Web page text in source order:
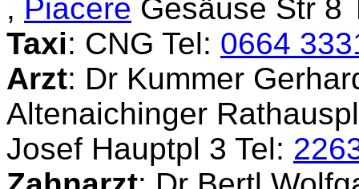
, Piacere Gesäuse Str 8
Taxi: CNG Tel: 0664
Arzt: Dr Kummer
Altenaichinger
Josef Hauptpl 3 Tel: